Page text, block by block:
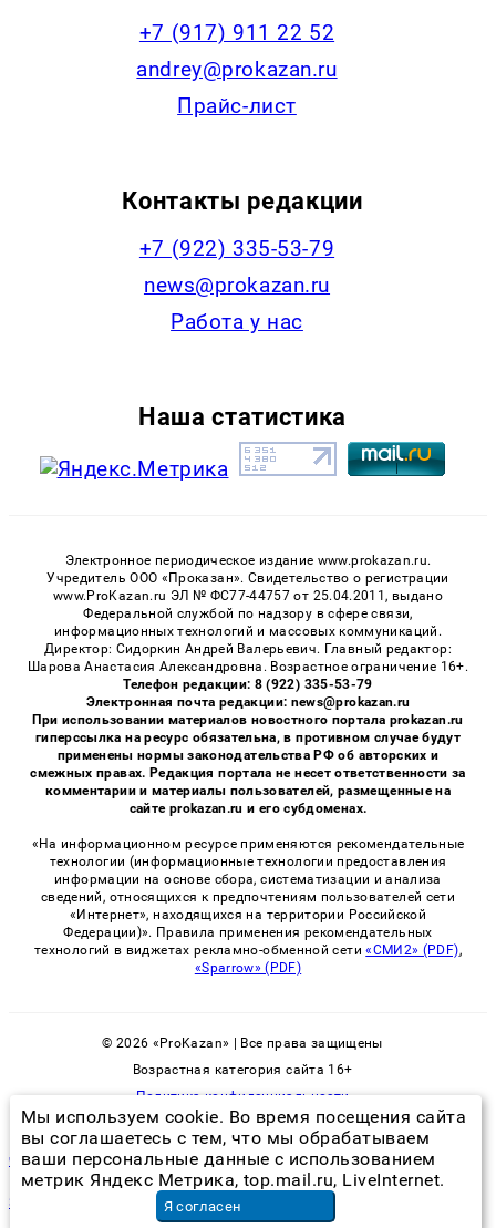
+7 (917) 911 22 52
andrey@prokazan.ru
Прайс-лист
Контакты редакции
+7 (922) 335-53-79
news@prokazan.ru
Работа у нас
Наша статистика
Электронное периодическое издание www.prokazan.ru.
Учредитель ООО «Проказан». Cвидетельство о регистрации
www.ProKazan.ru ЭЛ № ФС77-44757 от 25.04.2011, выдано
Федеральной службой по надзору в сфере связи,
информационных технологий и массовых коммуникаций.
Директор: Сидоркин Андрей Валерьевич. Главный редактор:
Шарова Анастасия Александровна. Возрастное ограничение 16+.
Телефон редакции: 8 (922) 335-53-79
Электронная почта редакции: news@prokazan.ru
При использовании материалов новостного портала prokazan.ru
гиперссылка на ресурс обязательна, в противном случае будут
применены нормы законодательства РФ об авторских и
смежных правах. Редакция портала не несет ответственности за
комментарии и материалы пользователей, размещенные на
сайте prokazan.ru и его субдоменах.
«На информационном ресурсе применяются рекомендательные
технологии (информационные технологии предоставления
информации на основе сбора, систематизации и анализа
сведений, относящихся к предпочтениям пользователей сети
«Интернет», находящихся на территории Российской
Федерации)». Правила применения рекомендательных
технологий в виджетах рекламно-обменной сети«СМИ2» (PDF),
«Sparrow» (PDF)
© 2026 «ProKazan» | Все права защищены
Возрастная категория сайта 16+
Политика конфиденциальности
чем избавиться от плесени в ванной
3d-анимация обучение в Санкт-Петербурге
Мы используем cookie. Во время посещения сайта
вы соглашаетесь с тем, что мы обрабатываем
ваши персональные данные с использованием
метрик Яндекс Метрика, top.mail.ru, LiveInternet.
Я согласен